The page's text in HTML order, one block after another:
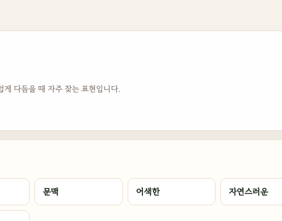
게 다듬을 때 자주 찾는 표현입니다.
문맥 어색한 자연스러운